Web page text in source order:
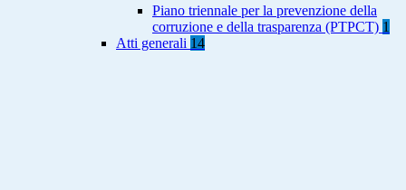
Piano triennale per la prevenzione della
corruzione e della trasparenza (PTPCT) 1
Atti generali 14